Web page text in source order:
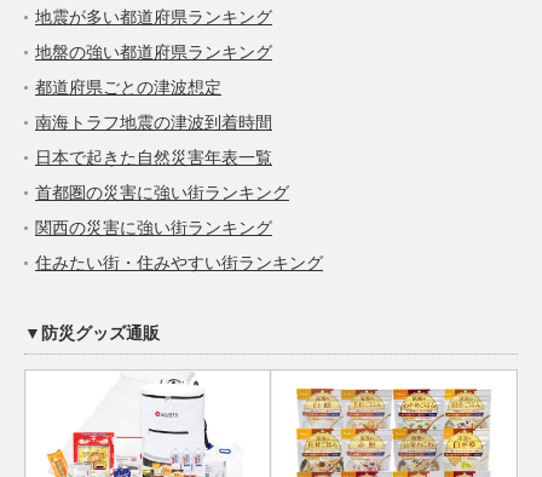
地震が多い都道府県ランキング
地盤の強い都道府県ランキング
都道府県ごとの津波想定
南海トラフ地震の津波到着時間
日本で起きた自然災害年表一覧
首都圏の災害に強い街ランキング
関西の災害に強い街ランキング
住みたい街・住みやすい街ランキング
▼防災グッズ通販